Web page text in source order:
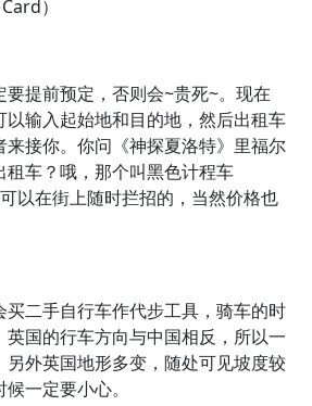
）
要提前预定，否则会~贵死~。现在
以输入起始地和目的地，然后出租车
来接你。你问《神探夏洛特》里福尔
租车？哦，那个叫黑色计程车
以在街上随时拦招的，当然价格也
买二手自行车作代步工具，骑车的时
国的行车方向与中国相反，所以一
另外英国地形多变，随处可见坡度较
一定要小心。